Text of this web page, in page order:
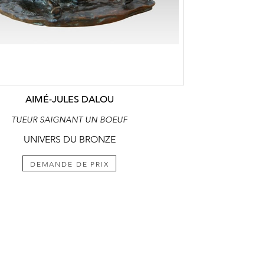
AIMÉ-JULES DALOU
TUEUR SAIGNANT UN BOEUF
UNIVERS DU BRONZE
DEMANDE DE PRIX